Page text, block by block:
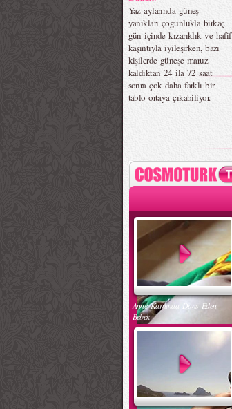
Yaz aylarında güneş
yanıkları çoğunlukla birkaç
gün içinde kızarıklık ve hafif
kaşıntıyla iyileşirken, bazı
kişilerde güneşe maruz
kaldıktan 24 ila 72 saat
sonra çok daha farklı bir
tablo ortaya çıkabiliyor.
Anne Karnında Dans Eden
Bebek